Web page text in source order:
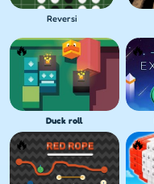
Reversi
Duck roll